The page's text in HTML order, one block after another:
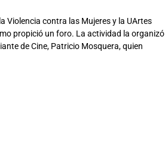
Violencia contra las Mujeres y la UArtes
propició un foro. La actividad la organizó
de Cine, Patricio Mosquera, quien